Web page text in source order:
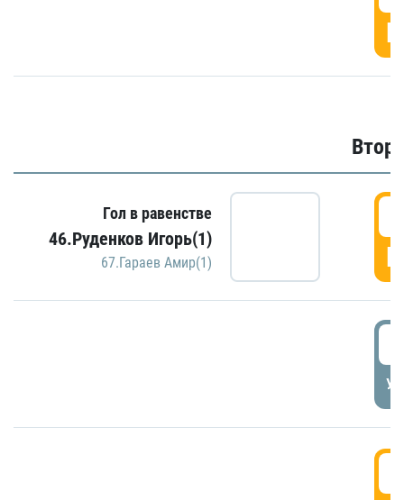
Гол в равенстве
46.Руденков Игорь(1)
67.Гараев Амир(1)